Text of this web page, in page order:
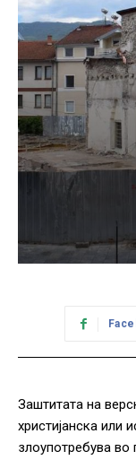
Заштитата на
христијанска или
злоупотребува во